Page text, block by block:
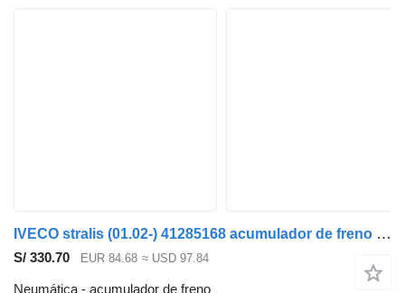
IVECO stralis (01.02-) 41285168 acumulador de freno para IVECO Stralis, Trakker (2002-) cabeza tractora
S/ 330.70 EUR 84.68 ≈ USD 97.84
Neumática - acumulador de freno